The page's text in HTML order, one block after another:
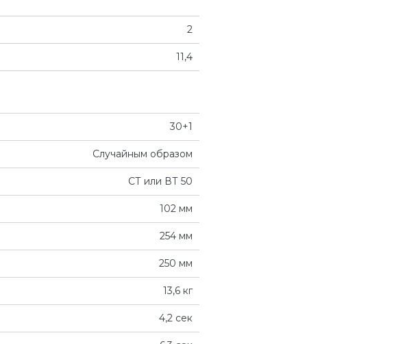
2
11,4
30+1
Случайным образом
СТ или ВТ 50
102 мм
254 мм
250 мм
13,6 кг
4,2 сек